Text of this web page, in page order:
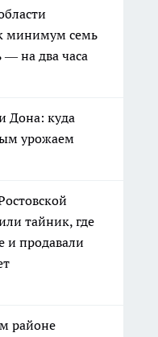
минимум семь
— на два часа
Дона: куда
урожаем
тайник, где
и продавали
районе